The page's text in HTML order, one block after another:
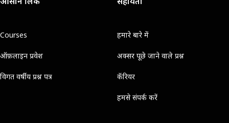
Courses
ऑफ़लाइन प्रवेश
विगत वर्षीय प्रश्न पत्र
हमारे बारे में
अक्सर पूछे जाने वाले प्रश्न
कॅरियर
हमसे संपर्क करें